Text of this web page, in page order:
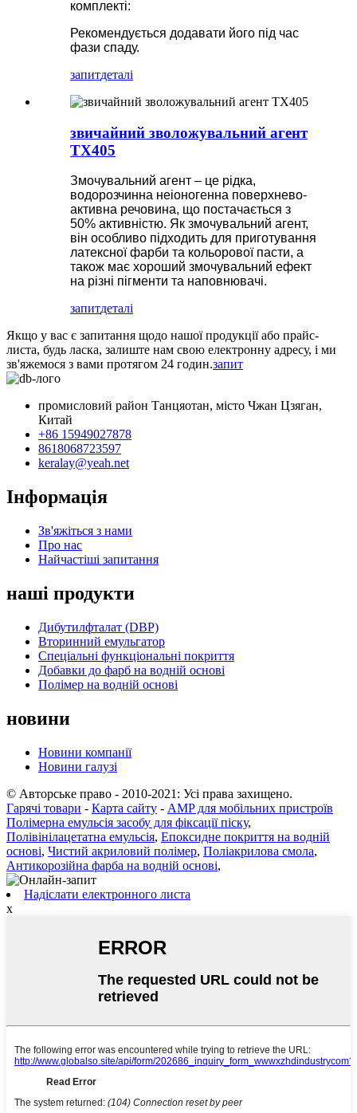
комплекті:
Рекомендується додавати його під час
фази спаду.
запитдеталі
звичайний зволожувальний агент
TX405
Змочувальний агент – це рідка,
водорозчинна неіоногенна поверхнево-
активна речовина, що постачається з
50% активністю. Як змочувальний агент,
він особливо підходить для приготування
латексної фарби та кольорової пасти, а
також має хороший змочувальний ефект
на різні пігменти та наповнювачі.
запитдеталі
Якщо у вас є запитання щодо нашої продукції або прайс-
листа, будь ласка, залиште нам свою електронну адресу, і ми
зв'яжемося з вами протягом 24 годин.запит
промисловий район Танцяотан, місто Чжан Цзяган,
Китай
+86 15949027878
8618068723597
keralay@yeah.net
Інформація
Зв'яжіться з нами
Про нас
Найчастіші запитання
наші продукти
Дибутилфталат (DBP)
Вторинний емульгатор
Спеціальні функціональні покриття
Добавки до фарб на водній основі
Полімер на водній основі
новини
Новини компанії
Новини галузі
© Авторське право - 2010-2021: Усі права захищено.
Гарячі товари - Карта сайту - AMP для мобільних пристроїв
Полімерна емульсія засобу для фіксації піску,
Полівінілацетатна емульсія, Епоксидне покриття на водній
основі, Чистий акриловий полімер, Поліакрилова смола,
Антикорозійна фарба на водній основі,
Надіслати електронного листа
x